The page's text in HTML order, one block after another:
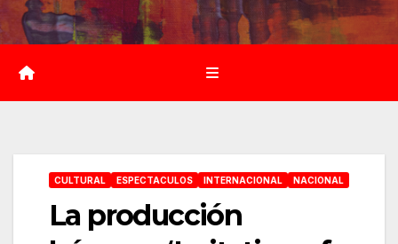
Saltar
al
contenido
CULTURAL ESPECTACULOS INTERNACIONAL NACIONAL
La producción